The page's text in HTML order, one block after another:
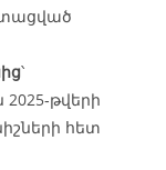
՝
հետ